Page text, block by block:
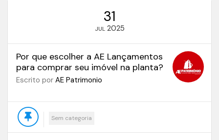
31
JUL 2025
Por que escolher a AE Lançamentos
para comprar seu imóvel na planta?
Escrito por AE Patrimonio
Sem categoria